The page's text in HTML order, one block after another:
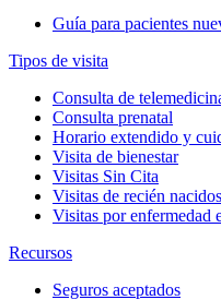
Guía para pacientes
Tipos de visita
Consulta de
Consulta prenatal
Horario extendido y
Visita de bienestar
Visitas Sin Cita
Visitas de recién nacidos
Visitas por enfermedad
Recursos
Seguros aceptados